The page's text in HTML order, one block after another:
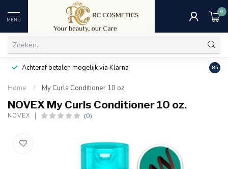
MENU
0
Achteraf betalen mogelijk via Klarna 8.5
Home / My Curls Conditioner 10 oz.
NOVEX My Curls Conditioner 10 oz.
NOVEX (0)